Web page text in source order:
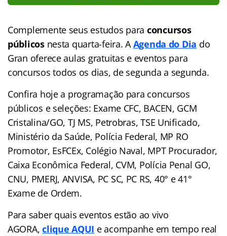
Complemente seus estudos para concursos
públicosnesta quarta-feira. A Agenda do Dia do
Gran oferece aulas gratuitas e eventos para
concursos todos os dias, de segunda a segunda.
Confira hoje a programação para concursos
públicos e seleções: Exame CFC, BACEN, GCM
Cristalina/GO, TJ MS, Petrobras, TSE Unificado,
Ministério da Saúde, Polícia Federal, MP RO
Promotor, EsFCEx, Colégio Naval, MPT Procurador,
Caixa Econômica Federal, CVM, Polícia Penal GO,
CNU, PMERJ, ANVISA, PC SC, PC RS, 40° e 41°
Exame de Ordem.
Para saber quais eventos estão ao vivo
AGORA,clique AQUI e acompanhe em tempo real